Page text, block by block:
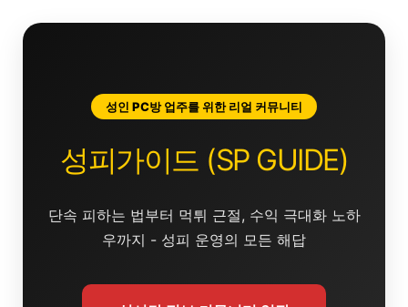
성인 PC방 업주를 위한 리얼 커뮤니티
성피가이드 (SP GUIDE)
단속 피하는 법부터 먹튀 근절, 수익 극대화 노하
우까지 - 성피 운영의 모든 해답